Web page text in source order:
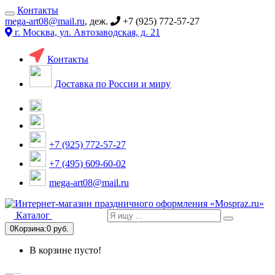
Контакты
mega-art08@mail.ru, деж.
+7 (925) 772-57-27
г. Москва, ул. Автозаводская, д. 21
Контакты
Доставка по России и миру
+7 (925) 772-57-27
+7 (495) 609-60-02
mega-art08@mail.ru
Каталог
0Корзина:0 руб.
В корзине пусто!